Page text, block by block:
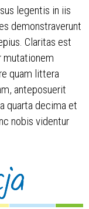
legentis in iis
demonstraverunt
Claritas est
mutationem
quam littera
anteposuerit
quarta decima et
nobis videntur